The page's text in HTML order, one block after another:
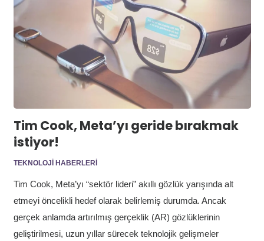
Tim Cook, Meta’yı geride bırakmak
istiyor!
TEKNOLOJI HABERLERI
Tim Cook, Meta’yı “sektör lideri” akıllı gözlük yarışında alt
etmeyi öncelikli hedef olarak belirlemiş durumda. Ancak
gerçek anlamda artırılmış gerçeklik (AR) gözlüklerinin
geliştirilmesi, uzun yıllar sürecek teknolojik gelişmeler